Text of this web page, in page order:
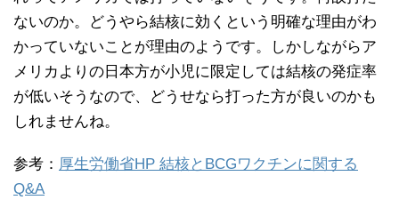
ないのか。どうやら結核に効くという明確な理由がわ
かっていないことが理由のようです。しかしながらア
メリカよりの日本方が小児に限定しては結核の発症率
が低いそうなので、どうせなら打った方が良いのかも
しれませんね。
参考： 厚生労働省HP 結核とBCGワクチンに関する
Q&A